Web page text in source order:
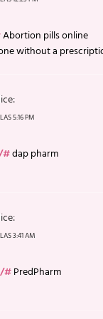
Abortion pills online
without a
5:16 PM
#dap pharm
3:41 AM
#PredPharm